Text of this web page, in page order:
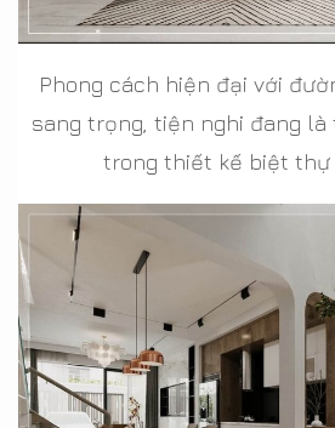
Phong cách hiện đại với
sang trọng, tiện nghi đang
trong thiết kế biệt thự